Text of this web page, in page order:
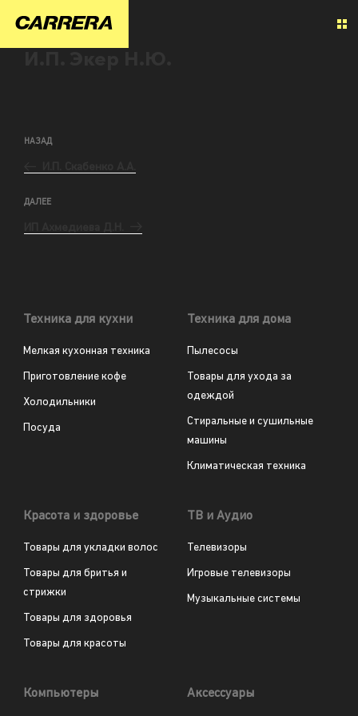
НАЗАД
ДАЛЕЕ
Техника для кухни
Мелкая кухонная техника
Приготовление кофе
Холодильники
Посуда
Техника для дома
Пылесосы
Товары для ухода за
одеждой
Стиральные и сушильные
машины
Климатическая техника
Красота и здоровье
Товары для укладки волос
Товары для бритья и
стрижки
Товары для здоровья
Товары для красоты
ТВ и Аудио
Телевизоры
Игровые телевизоры
Музыкальные системы
Компьютеры Аксессуары